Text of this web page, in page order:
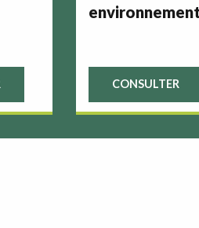
environnement
CONSULTER